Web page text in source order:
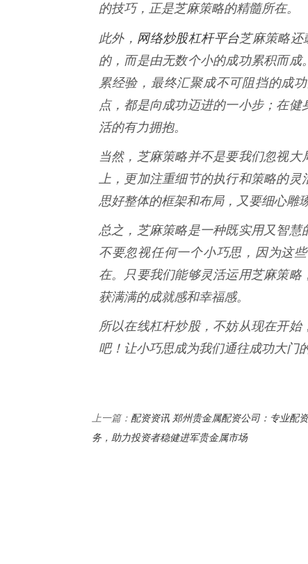
的技巧，正是芝麻策略的精髓所在。
此外， 网络炒股杠杆平台芝麻策略还
的，而是由无数个小的成功累积而
累经验，最终汇聚成不可阻挡的成
点，都是向成功迈进的一小步；在
活的有力拥抱。
当然，芝麻策略并不是要我们忽视
上，更加注重细节的执行和策略的
思好整体的框架和布局，又要细心雕
总之，芝麻策略是一种既实用又智慧
不要忽视任何一个小巧思，因为这
在。只要我们能够灵活运用芝麻策
获满满的成就感和幸福感。
所以在线杠杆炒股，不妨从现在开
吧！让小巧思成为我们通往成功大门
上一篇： 配资资讯 郑州贵金属配资公司：专业配
务，助力投资者稳健进军贵金属市场